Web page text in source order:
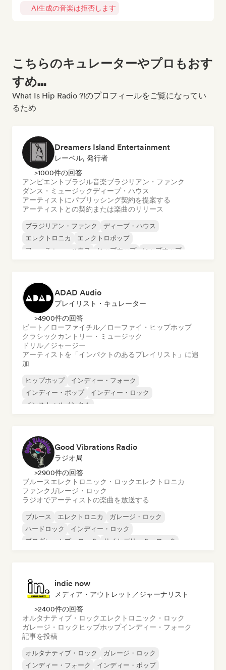
AI生成の音楽は拒否します
こちらのキュレーターやプロもおす
すめ...
What Is Hip Radio ?!のプロフィールをご覧になってい
るため
Dreamers Island Entertainment
レーベル, 発行者
>1000件の回答
アンビエント ブラジル音楽ブラジリアン・ファンク
ダンス・ミュージックディープ・ハウス
アーティストにパブリッシング契約を提案する
アーティストとの契約または楽曲のリリース
ブラジリアン・ファンク
ディープ・ハウス
エレクトロニカ
エレクトロポップ
フューチャー・ハウス
ヒップホップ
ヒップホップ
ADAD Audio
プレイリスト・キュレーター
>4900件の回答
ビート／ローファイチル／ローファイ・ヒップホップ
クラシック カントリー・ミュージック
ドリル／ジャージー
アーティストを「インパクトのあるプレイリスト」に追
加
ヒップホップ
インディー・フォーク
インディー・ポップ
インディー・ロック
インストゥルメンタル
Good Vibrations Radio
ラジオ局
>2900件の回答
ブルースエレクトロニック・ロックエレクトロニカ
ファンクガレージ・ロック
ラジオでアーティストの楽曲を放送する
ブルース エレクトロニカ
ガレージ・ロック
ハードロック
インディー・ロック
プログレッシブ・ロック
サイケデリック・ロック
indie now
メディア・アウトレット／ジャーナリスト
>2400件の回答
オルタナティブ・ロックエレクトロニック・ロック
ガレージ・ロック ヒップホップインディー・フォーク
記事を投稿
オルタナティブ・ロック
ガレージ・ロック
インディー・フォーク
インディー・ポップ